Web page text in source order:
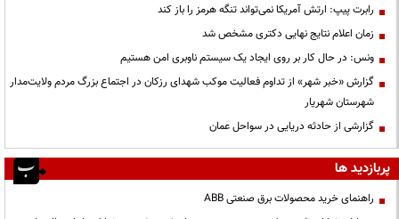
رابرت پیپ: ارتش آمریکا نمی‌تواند تنگه هرمز را باز کند
زمان اعلام نتایج نهایی دکتری مشخص شد
ونس: در حال کار بر روی ایجاد یک سیستم ناوبری امن هستیم
گزارش «خبر شهر» از تداوم فعالیت موکب شهدای رزکان در اجتماع بزرگ مردم ولایت‌مدار
شهرستان شهریار
گزارشی از حادثه دریایی در سواحل عمان
پربازدید ها
راهنمای خرید محصولات برق صنعتی ABB